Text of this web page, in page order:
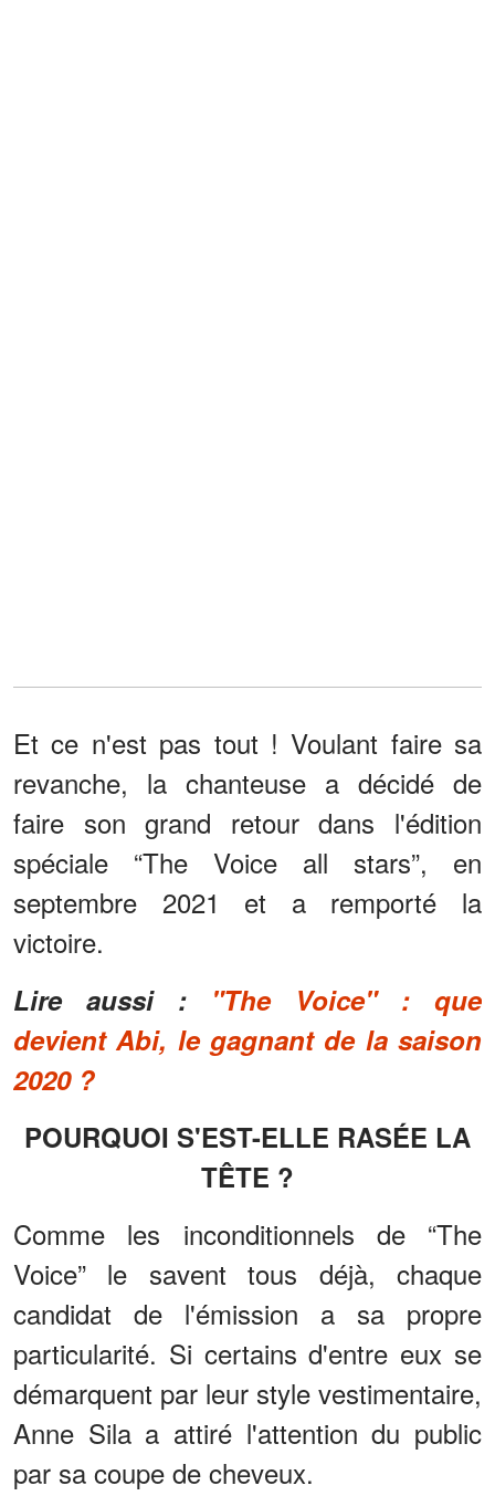
Et ce n'est pas tout ! Voulant faire sa
revanche, la chanteuse a décidé de
faire son grand retour dans l'édition
spéciale “The Voice all stars”, en
septembre 2021 et a remporté la
victoire.
Lire aussi : "The Voice" : que
devient Abi, le gagnant de la saison
2020 ?
POURQUOI S'EST-ELLE RASÉE LA
TÊTE ?
Comme les inconditionnels de “The
Voice” le savent tous déjà, chaque
candidat de l'émission a sa propre
particularité. Si certains d'entre eux se
démarquent par leur style vestimentaire,
Anne Sila a attiré l'attention du public
par sa coupe de cheveux.